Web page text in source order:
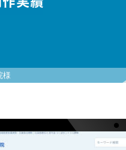
様